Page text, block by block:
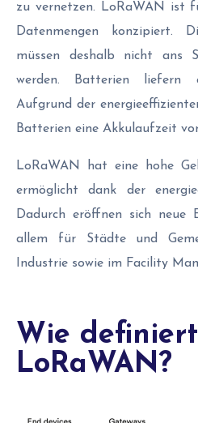
zu vernetzen. LoRaWAN ist
Datenmengen konzipiert.
müssen deshalb nicht ans
werden. Batterien liefern
Aufgrund der
Batterien eine Akkulaufzeit
LoRaWAN hat eine hohe
ermöglicht dank der
Dadurch eröffnen sich neue
allem für Städte und
Industrie sowie im Facility
Wie
LoRaWAN?